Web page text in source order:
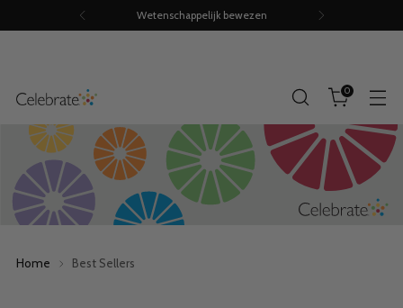
Volumekortingen tot 15%
0
Home Best Sellers